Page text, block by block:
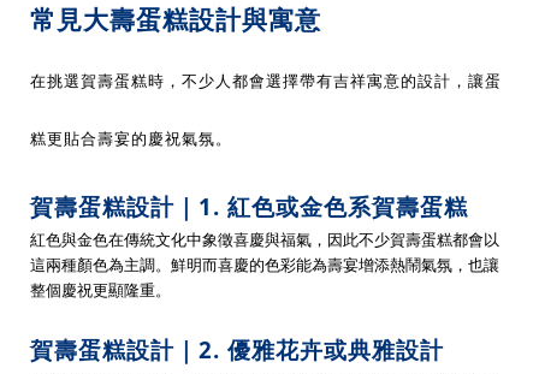
常見大壽蛋糕設計與寓意
在挑選賀壽蛋糕時，不少人都會選擇帶有吉祥寓意的設計，讓蛋
糕更貼合壽宴的慶祝氣氛。
賀壽蛋糕設計｜1. 紅色或金色系賀壽蛋糕
紅色與金色在傳統文化中象徵喜慶與福氣，因此不少賀壽蛋糕都會以
這兩種顏色為主調。鮮明而喜慶的色彩能為壽宴增添熱鬧氣氛，也讓
整個慶祝更顯隆重。
賀壽蛋糕設計｜2. 優雅花卉或典雅設計